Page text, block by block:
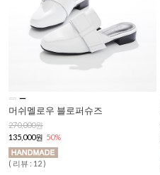
머쉬멜로우 블로퍼슈즈
270,000원
135,000원 50%
( 리뷰 : 12 )